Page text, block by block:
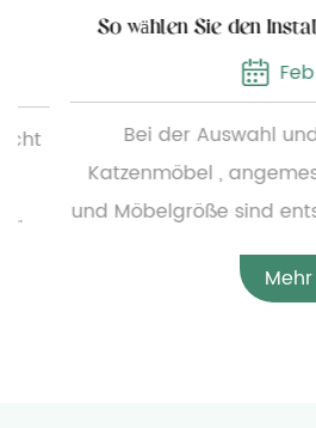
Feb 03,
Bei der Auswahl und
Katzenmöbel , angemessener Raumauflagerung
und Möbelgröße sind
Pet Supplies Co., Ltd. bietet
Holzkatzenmöbeln an, von
Mehr